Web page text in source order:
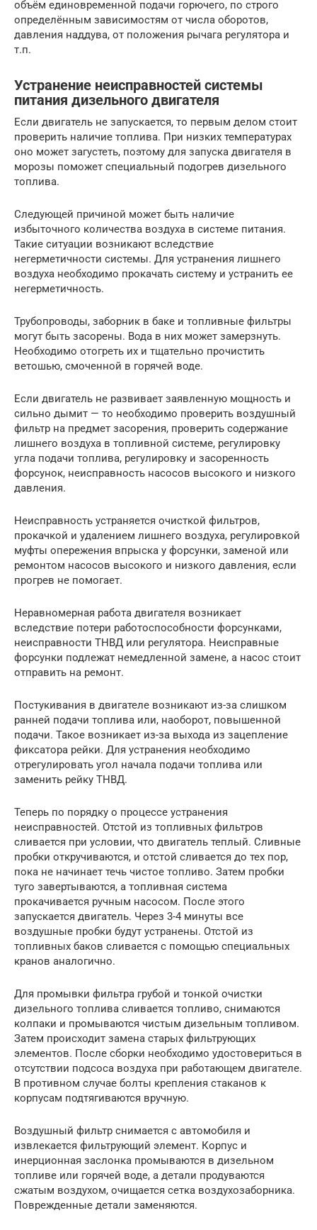
объём единовременной подачи горючего, по строго
определённым зависимостям от числа оборотов,
давления наддува, от положения рычага регулятора и
т.п.
Устранение неисправностей системы
питания дизельного двигателя
Если двигатель не запускается, то первым делом стоит
проверить наличие топлива. При низких температурах
оно может загустеть, поэтому для запуска двигателя в
морозы поможет специальный подогрев дизельного
топлива.
Следующей причиной может быть наличие
избыточного количества воздуха в системе питания.
Такие ситуации возникают вследствие
негерметичности системы. Для устранения лишнего
воздуха необходимо прокачать систему и устранить ее
негерметичность.
Трубопроводы, заборник в баке и топливные фильтры
могут быть засорены. Вода в них может замерзнуть.
Необходимо отогреть их и тщательно прочистить
ветошью, смоченной в горячей воде.
Если двигатель не развивает заявленную мощность и
сильно дымит — то необходимо проверить воздушный
фильтр на предмет засорения, проверить содержание
лишнего воздуха в топливной системе, регулировку
угла подачи топлива, регулировку и засоренность
форсунок, неисправность насосов высокого и низкого
давления.
Неисправность устраняется очисткой фильтров,
прокачкой и удалением лишнего воздуха, регулировкой
муфты опережения впрыска у форсунки, заменой или
ремонтом насосов высокого и низкого давления, если
прогрев не помогает.
Неравномерная работа двигателя возникает
вследствие потери работоспособности форсунками,
неисправности ТНВД или регулятора. Неисправные
форсунки подлежат немедленной замене, а насос стоит
отправить на ремонт.
Постукивания в двигателе возникают из-за слишком
ранней подачи топлива или, наоборот, повышенной
подачи. Такое возникает из-за выхода из зацепление
фиксатора рейки. Для устранения необходимо
отрегулировать угол начала подачи топлива или
заменить рейку ТНВД.
Теперь по порядку о процессе устранения
неисправностей. Отстой из топливных фильтров
сливается при условии, что двигатель теплый. Сливные
пробки откручиваются, и отстой сливается до тех пор,
пока не начинает течь чистое топливо. Затем пробки
туго завертываются, а топливная система
прокачивается ручным насосом. После этого
запускается двигатель. Через 3-4 минуты все
воздушные пробки будут устранены. Отстой из
топливных баков сливается с помощью специальных
кранов аналогично.
Для промывки фильтра грубой и тонкой очистки
дизельного топлива сливается топливо, снимаются
колпаки и промываются чистым дизельным топливом.
Затем происходит замена старых фильтрующих
элементов. После сборки необходимо удостовериться в
отсутствии подсоса воздуха при работающем двигателе.
В противном случае болты крепления стаканов к
корпусам подтягиваются вручную.
Воздушный фильтр снимается с автомобиля и
извлекается фильтрующий элемент. Корпус и
инерционная заслонка промываются в дизельном
топливе или горячей воде, а детали продуваются
сжатым воздухом, очищается сетка воздухозаборника.
Поврежденные детали заменяются.